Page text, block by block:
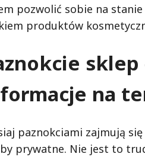
pozwolić sobie na
produktów
na
paznokciami zajmują
prywatne. Nie jest to